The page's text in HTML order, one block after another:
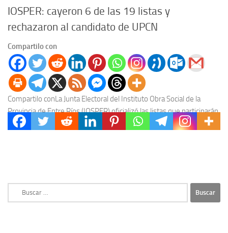
IOSPER: cayeron 6 de las 19 listas y
rechazaron al candidato de UPCN
Compartilo con
Compartilo conLa Junta Electoral del Instituto Obra Social de la
Provincia de Entre Ríos (IOSPER) oficializó las listas que participarán
de las elecciones para renovar...